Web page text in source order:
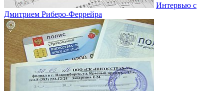
Интервью с
Дмитрием Риберо-Феррейра